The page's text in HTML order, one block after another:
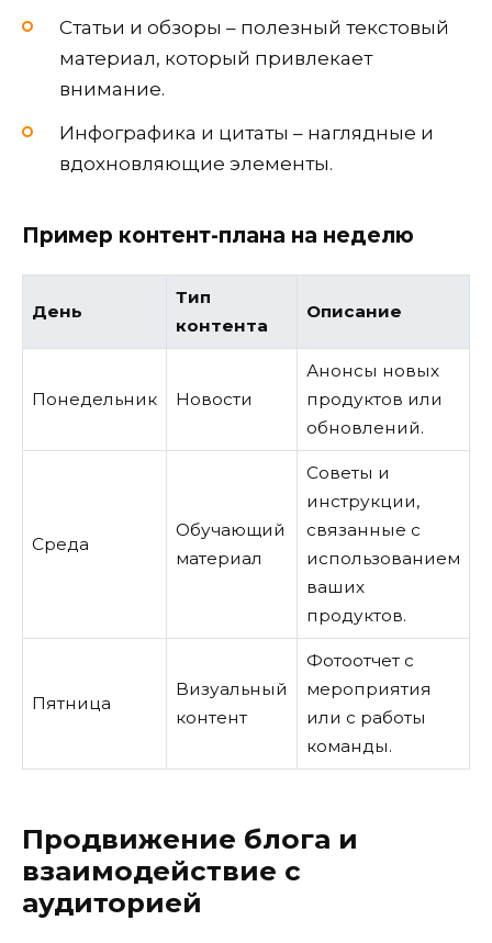
Статьи и обзоры – полезный текстовый
материал, который привлекает
внимание.
Инфографика и цитаты – наглядные и
вдохновляющие элементы.
Пример контент-плана на неделю
День
Тип
контента
Описание
Понедельник Новости
Анонсы новых
продуктов или
обновлений.
Среда
Обучающий
материал
Советы и
инструкции,
связанные с
использованием
ваших
продуктов.
Пятница
Визуальный
контент
Фотоотчет с
мероприятия
или с работы
команды.
Продвижение блога и
взаимодействие с
аудиторией